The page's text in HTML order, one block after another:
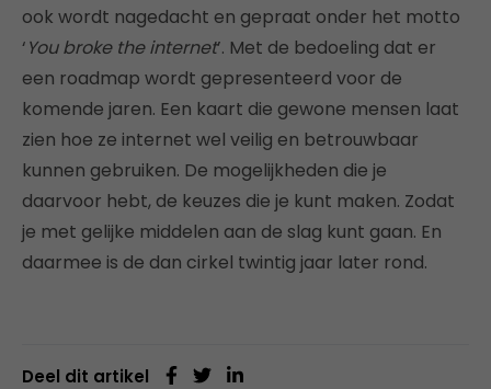
ook wordt nagedacht en gepraat onder het motto
‘You broke the internet’. Met de bedoeling dat er
een roadmap wordt gepresenteerd voor de
komende jaren. Een kaart die gewone mensen laat
zien hoe ze internet wel veilig en betrouwbaar
kunnen gebruiken. De mogelijkheden die je
daarvoor hebt, de keuzes die je kunt maken. Zodat
je met gelijke middelen aan de slag kunt gaan. En
daarmee is de dan cirkel twintig jaar later rond.
Deel dit artikel